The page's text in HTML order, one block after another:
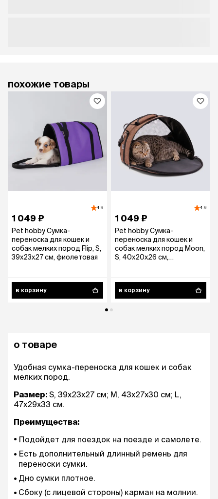
похожие товары
4.9
1 049 ₽
Pet hobby Сумка-
переноска для кошек и
собак мелких пород Flip, S,
39х23х27 см, фиолетовая
в корзину
4.9
1 049 ₽
Pet hobby Сумка-
переноска для кошек и
собак мелких пород Moon,
S, 40х20х26 см,
в корзину
о товаре
Удобная сумка-переноска для кошек и собак
мелких пород.
Размер: S, 39х23х27 см; M, 43х27х30 см; L,
47х29х33 см.
Преимущества:
Подойдет для поездок на поезде и самолете.
Есть дополнительный длинный ремень для
переноски сумки.
Дно сумки плотное.
Сбоку (с лицевой стороны) карман на молнии.